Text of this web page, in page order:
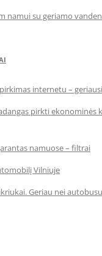
namui su geriamo
internetu –
pirkti ekonominės
namuose – filtrai
Vilniuje
Geriau nei